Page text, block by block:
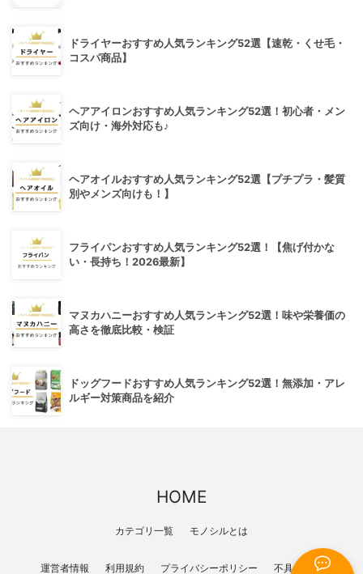
ドライヤーおすすめ人気ランキング52選【速乾・くせ毛・
コスパ商品】
ヘアアイロンおすすめ人気ランキング52選！初心者・メン
ズ向け・海外対応も♪
ヘアオイルおすすめ人気ランキング52選【プチプラ・髪質
別やメンズ向けも！】
フライパンおすすめ人気ランキング52選！【焦げ付かな
い・長持ち！2026最新】
マヌカハニーおすすめ人気ランキング52選！味や栄養価の
高さを徹底比較・検証
ドッグフードおすすめ人気ランキング52選！無添加・アレ
ルギー対策商品を紹介
HOME
カテゴリ一覧 モノシルとは
運営者情報 利用規約 プライバシーポリシー 不具合報告